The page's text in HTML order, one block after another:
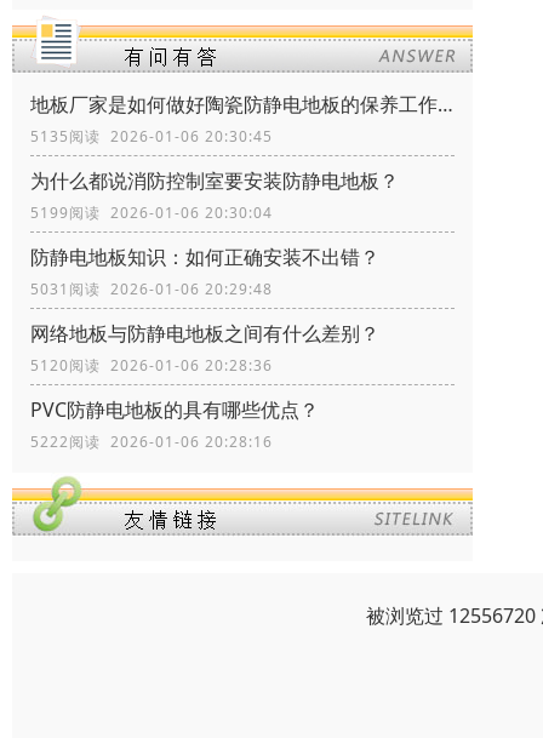
地板厂家是如何做好陶瓷防静电地板的保养工作？
5135阅读 2026-01-06 20:30:45
为什么都说消防控制室要安装防静电地板？
5199阅读 2026-01-06 20:30:04
防静电地板知识：如何正确安装不出错？
5031阅读 2026-01-06 20:29:48
网络地板与防静电地板之间有什么差别？
5120阅读 2026-01-06 20:28:36
PVC防静电地板的具有哪些优点？
5222阅读 2026-01-06 20:28:16
被浏览过